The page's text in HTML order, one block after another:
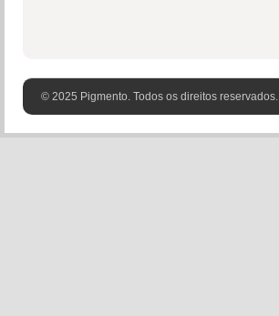
© 2025 Pigmento. Todos os direitos reservados.